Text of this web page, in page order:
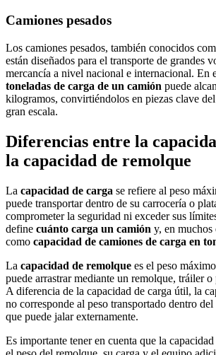
Camiones pesados
Los camiones pesados, también conocidos
están diseñados para el transporte de grandes
mercancía a nivel nacional e internacional. En
toneladas de carga de un camión puede
kilogramos, convirtiéndolos en piezas clave
gran escala.
Diferencias entre la
la capacidad de remolque
La capacidad de carga se refiere al peso
puede transportar dentro de su carrocería o
comprometer la seguridad ni exceder sus
define cuánto carga un camión y, en muchos
como capacidad de camiones de carga en
La capacidad de remolque es el peso
puede arrastrar mediante un remolque, tráiler
A diferencia de la capacidad de carga útil, la
no corresponde al peso transportado dentro
que puede jalar externamente.
Es importante tener en cuenta que la